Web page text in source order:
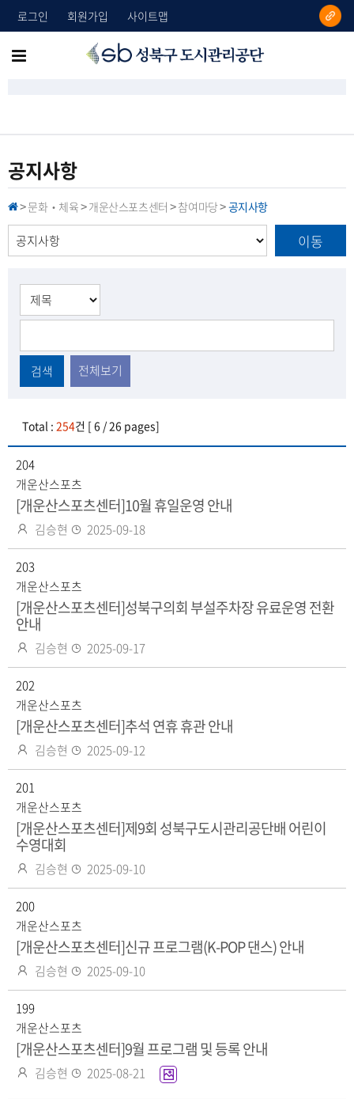
로그인 회원가입 사이트맵
리
공
단
메
보
기
공지사항
H
M
> 문화‧체육> 개운산스포츠센터 >참여마당>공지사항
이동
검색 전체보기
Total : 254건 [ 6 / 26 pages]
204
개운산스포츠
[개운산스포츠센터]10월 휴일운영 안내
작
성
자
김승현
등
록
2025-09-18
203
개운산스포츠
[개운산스포츠센터]성북구의회 부설주차장 유료운영 전환
안내
작
성
김승현
등
록
2025-09-17
202
개운산스포츠
[개운산스포츠센터]추석 연휴 휴관 안내
작
성
김승현
등
록
2025-09-12
201
개운산스포츠
[개운산스포츠센터]제9회 성북구도시관리공단배 어린이
수영대회
작
성
자
김승현
등
록
2025-09-10
200
개운산스포츠
[개운산스포츠센터]신규 프로그램(K-POP 댄스) 안내
작
성
자
김승현
등
록
2025-09-10
199
개운산스포츠
[개운산스포츠센터]9월 프로그램 및 등록 안내
작
김승현
이
등
2025-08-21